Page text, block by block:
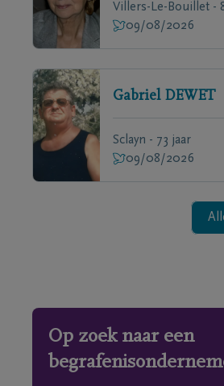
Villers-Le-Bouillet -
09/08/2026
Gabriel DEWET
Sclayn - 73 jaar
09/08/2026
Op zoek naar een